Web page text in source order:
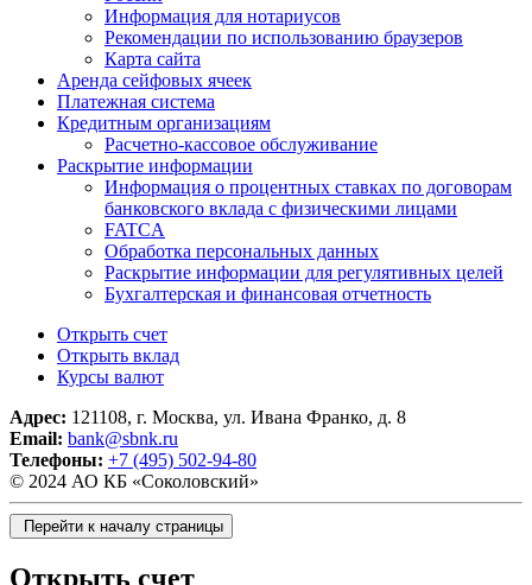
Информация для нотариусов
Рекомендации по использованию браузеров
Карта сайта
Аренда сейфовых ячеек
Платежная система
Кредитным организациям
Расчетно-кассовое обслуживание
Раскрытие информации
Информация о процентных ставках по договорам
банковского вклада с физическими лицами
FATCA
Обработка персональных данных
Раскрытие информации для регулятивных целей
Бухгалтерская и финансовая отчетность
Открыть счет
Открыть вклад
Курсы валют
Адрес: 121108, г. Москва, ул. Ивана Франко, д. 8
Email: bank@sbnk.ru
Телефоны: +7 (495) 502-94-80
© 2024 АО КБ «Соколовский»
Перейти к началу страницы
Открыть счет